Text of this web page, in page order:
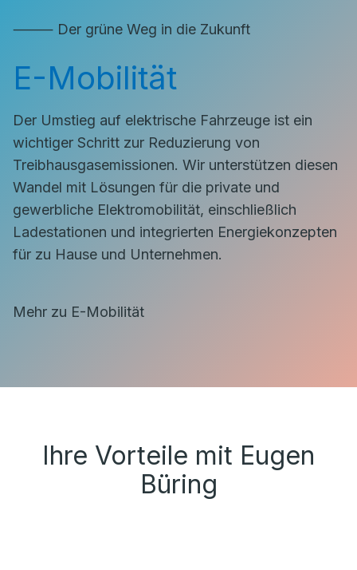
⸻ Der grüne Weg in die Zukunft
E-Mobilität
Der Umstieg auf elektrische Fahrzeuge ist ein
wichtiger Schritt zur Reduzierung von
Treibhausgasemissionen. Wir unterstützen diesen
Wandel mit Lösungen für die private und
gewerbliche Elektromobilität, einschließlich
Ladestationen und integrierten Energiekonzepten
für zu Hause und Unternehmen.
Mehr zu E-Mobilität
Ihre Vorteile mit Eugen
Büring